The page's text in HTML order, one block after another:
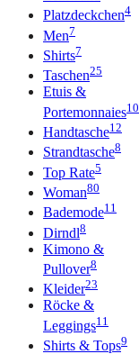
Platzdeckchen4
Men7
Shirts7
Taschen25
Etuis &
Portemonnaies10
Handtasche12
Strandtasche8
Top Rate5
Woman80
Bademode11
Dirndl8
Kimono &
Pullover8
Kleider23
Röcke &
Leggings11
Shirts & Tops9